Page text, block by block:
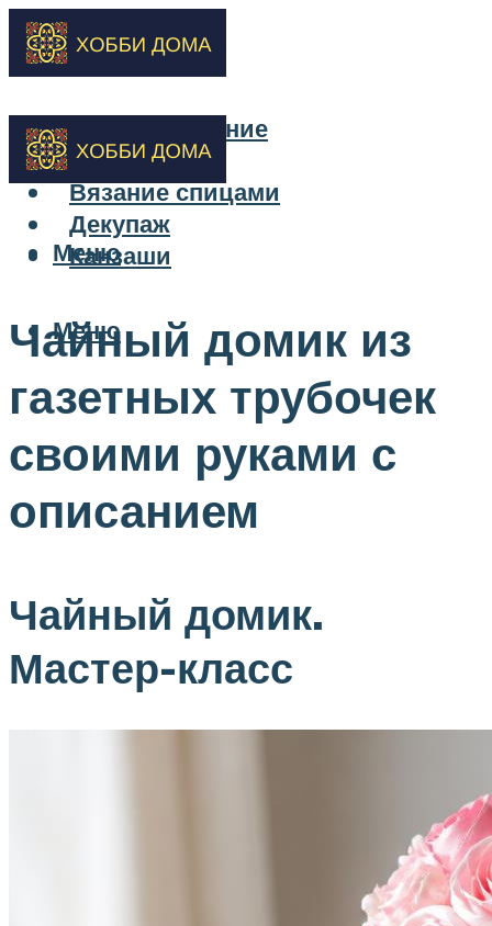
Бисероплетение
Вышивка
Вязание спицами
Декупаж
Канзаши
Меню
Меню
Чайный домик из
газетных трубочек
своими руками с
описанием
Чайный домик.
Мастер-класс